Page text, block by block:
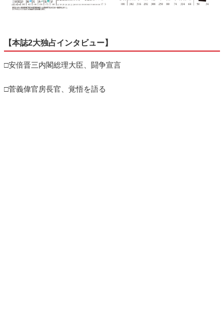
【本誌2大独占インタビュー】
□安倍晋三内閣総理大臣、闘争宣言
□菅義偉官房長官、覚悟を語る